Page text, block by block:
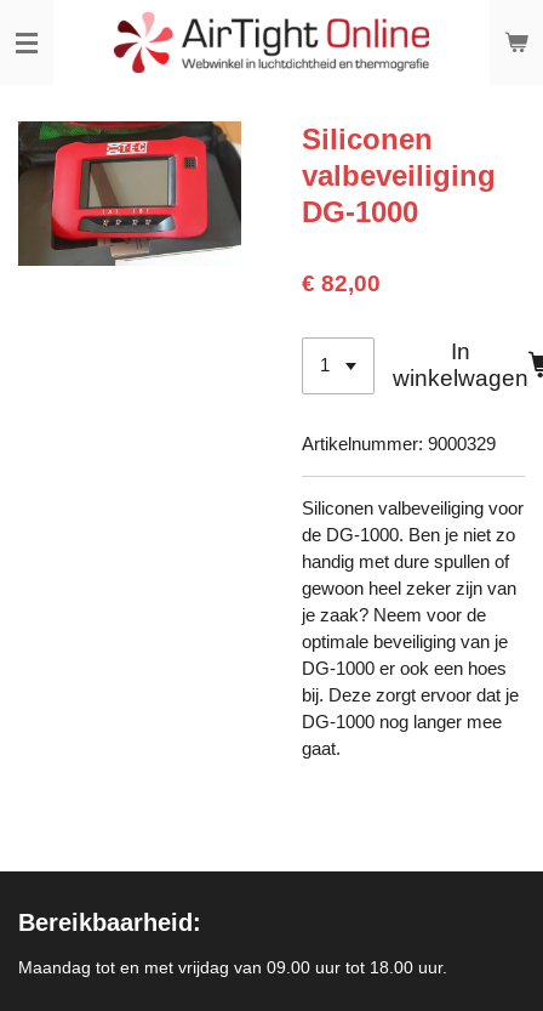
direct
hoofdinhoud
Siliconen
valbeveiliging
DG-1000
€ 82,00
In
winkelwagen
Artikelnummer: 9000329
Siliconen valbeveiliging voor
de DG-1000. Ben je niet zo
handig met dure spullen of
gewoon heel zeker zijn van
je zaak? Neem voor de
optimale beveiliging van je
DG-1000 er ook een hoes
bij. Deze zorgt ervoor dat je
DG-1000 nog langer mee
gaat.
Bereikbaarheid:
Maandag tot en met vrijdag van 09.00 uur tot 18.00 uur.